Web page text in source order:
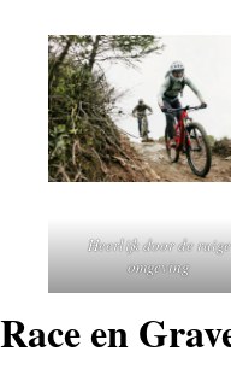
Heerlijk door de ruige
omgeving
Race en